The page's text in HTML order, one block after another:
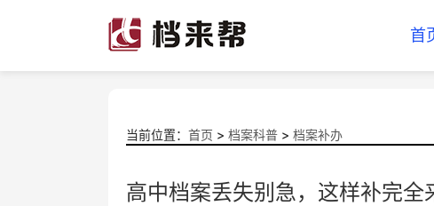
首
当前位置： 首页 > 档案科普 > 档案补办
高中档案丢失别急，这样补完全